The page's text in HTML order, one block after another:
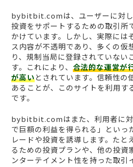
bybitbit.comは、ユーザーに対し
投資をサポートするための取引所
かけています。しかし、実際には
ス内容が不透明であり、多くの仮
り、規制当局に登録されていない
す。これにより、 合法的な運営が
が高いとされています。信頼性の
あることが、このサイトを利用す
です。
bybitbit.comはまた、利用者に対
で巨額の利益を得られる」といっ
レードや投資を誘導します。たと
るための投資プランや、他の投資
ンターテイメント性を持った取引